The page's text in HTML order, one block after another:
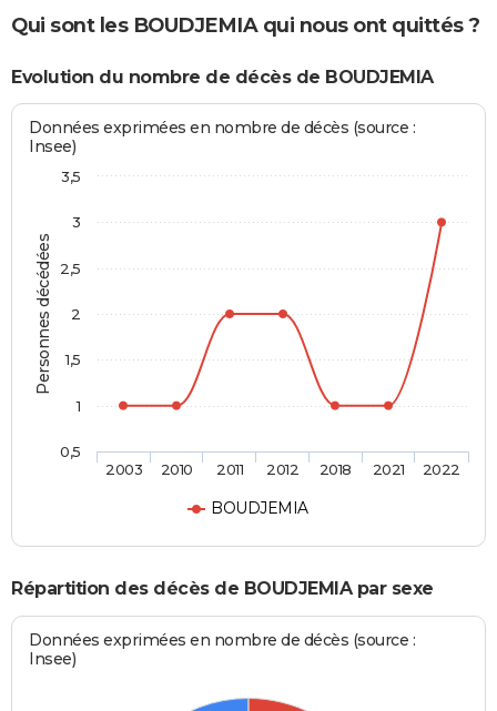
Qui sont les BOUDJEMIA qui nous ont quittés ?
Evolution du nombre de décès de BOUDJEMIA
Personnes décédées
Données exprimées en nombre de décès (source :
Insee)
BOUDJEMIA
2003 2010 2011 2012 2018 2021 2022
0,5
1
1,5
2
2,5
3
3,5
Répartition des décès de BOUDJEMIA par sexe
Données exprimées en nombre de décès (source :
Insee)